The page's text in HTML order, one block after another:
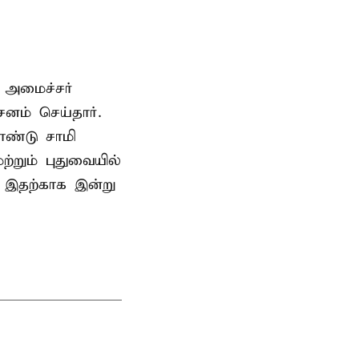
அமைச்சர்
செய்தார்.
சாமி
புதுவையில்
இன்று